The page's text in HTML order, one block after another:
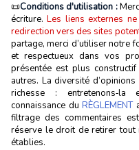
📜Conditions d'utilisation :
écriture.Les liens externes
redirection vers des sites
partage, merci d’utiliser notre
et respectueux dans vos
présentée est plus
autres. La diversité
richesse : entretenons‑la
connaissance du RÈGLEMENT
filtrage des commentaires
réserve le droit de retirer tout
établies.